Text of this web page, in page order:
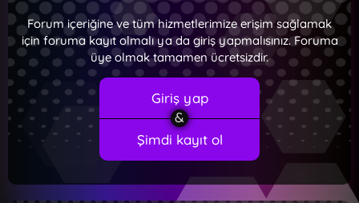
Forum içeriğine ve tüm hizmetlerimize erişim sağlamak
için foruma kayıt olmalı ya da giriş yapmalısınız. Foruma
üye olmak tamamen ücretsizdir.
Giriş yap
Şimdi kayıt ol